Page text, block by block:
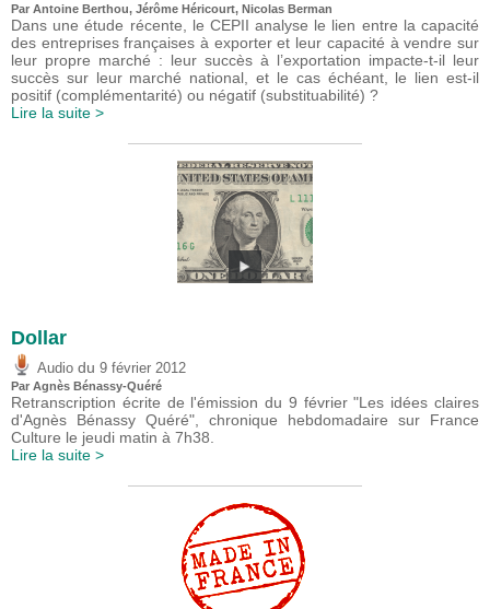
Par Antoine Berthou, Jérôme Héricourt, Nicolas Berman
Dans une étude récente, le CEPII analyse le lien entre la capacité
des entreprises françaises à exporter et leur capacité à vendre sur
leur propre marché : leur succès à l’exportation impacte-t-il leur
succès sur leur marché national, et le cas échéant, le lien est-il
positif (complémentarité) ou négatif (substituabilité) ?
Lire la suite >
Dollar
Audio du 9 février 2012
Par Agnès Bénassy-Quéré
Retranscription écrite de l'émission du 9 février "Les idées claires
d'Agnès Bénassy Quéré", chronique hebdomadaire sur France
Culture le jeudi matin à 7h38.
Lire la suite >